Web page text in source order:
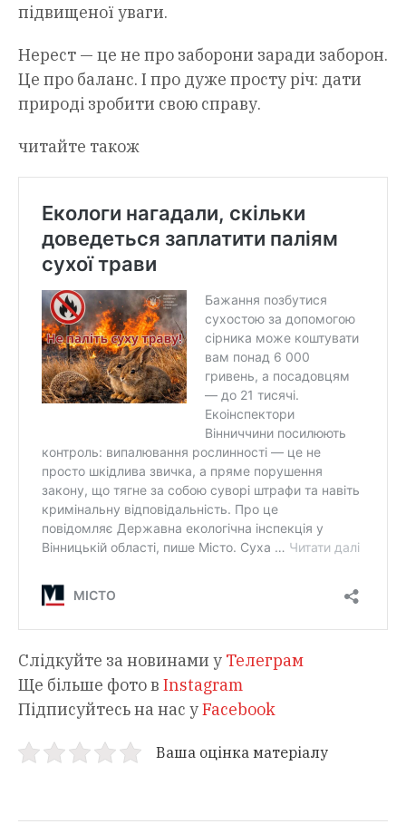
підвищеної уваги.
Нерест — це не про заборони заради заборон.
Це про баланс. І про дуже просту річ: дати
природі зробити свою справу.
читайте також
Слідкуйте за новинами у Телеграм
Ще більше фото в Instagram
Підписуйтесь на нас уFacebook
Ваша оцінка матеріалу